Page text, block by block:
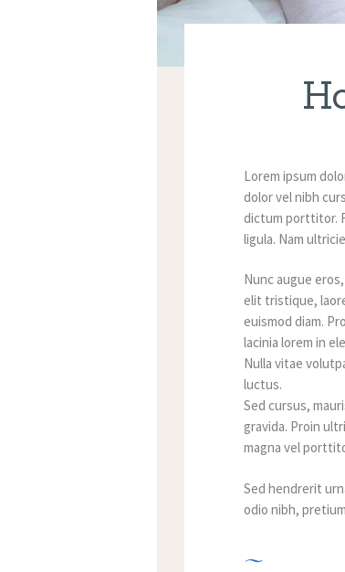
Lorem ipsum
dolor vel nibh
dictum porttitor.
ligula. Nam
Nunc augue
elit tristique,
euismod diam.
lacinia lorem in
Nulla vitae
luctus.
Sed cursus,
gravida. Proin
magna vel
Sed hendrerit
odio nibh,